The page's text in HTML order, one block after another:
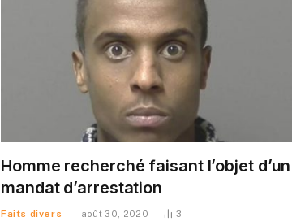
Homme recherché faisant l’objet d’un
mandat d’arrestation
Faits divers août 30, 2020 3